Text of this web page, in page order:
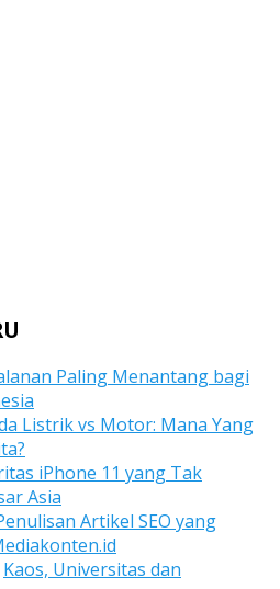
Paling Menantang bagi
Listrik vs Motor: Mana Yang
iPhone 11 yang Tak
Asia
Artikel SEO yang
Kaos, Universitas dan